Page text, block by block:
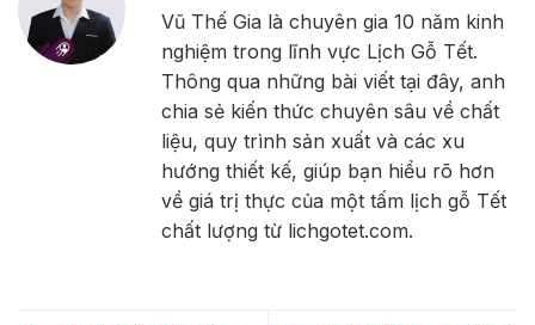
Vũ Thế Gia là chuyên gia 10 năm kinh
nghiệm trong lĩnh vực Lịch Gỗ Tết.
Thông qua những bài viết tại đây, anh
chia sẻ kiến thức chuyên sâu về chất
liệu, quy trình sản xuất và các xu
hướng thiết kế, giúp bạn hiểu rõ hơn
về giá trị thực của một tấm lịch gỗ Tết
chất lượng từ lichgotet.com.